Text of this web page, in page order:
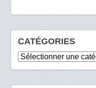
CATÉGORIES
Catégories